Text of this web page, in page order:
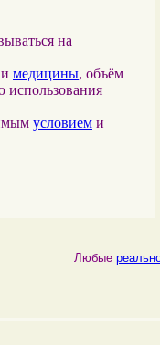
на
и медицины, объём
использования
условием и
Любые